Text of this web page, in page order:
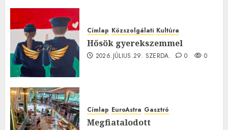
Címlap Közszolgálati Kultúra
Hősök gyerekszemmel
2026.JÚLIUS.29. SZERDA. 0 0
Címlap EuroAstra Gasztró
Megfiatalodott